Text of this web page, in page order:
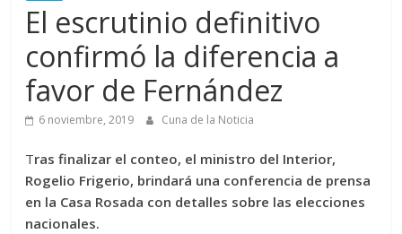
El escrutinio definitivo
confirmó la diferencia a
favor de Fernández
6 noviembre, 2019 Cuna de la Noticia
Tras finalizar el conteo, el ministro del Interior,
Rogelio Frigerio, brindará una conferencia de prensa
en la Casa Rosada con detalles sobre las elecciones
nacionales.